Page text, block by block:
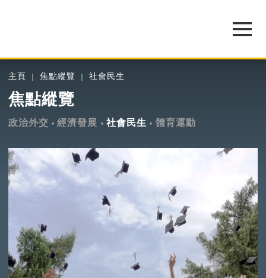
主頁 焦點縱覽 社會民生
焦點縱覽
政治外交 經濟發展 社會民生 體育運動